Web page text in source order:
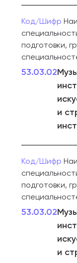
Код/Шифр
подготовки,
53.03.02
и
Код/Шифр
подготовки,
53.03.02
и